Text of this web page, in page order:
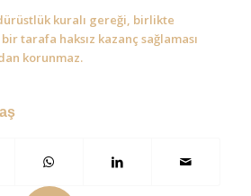
kuralı gereği, birlikte
tarafa haksız kazanç sağlaması
korunmaz.